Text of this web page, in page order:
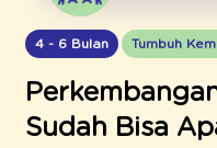
4 - 6 Bulan Tumbuh
Sudah Bisa